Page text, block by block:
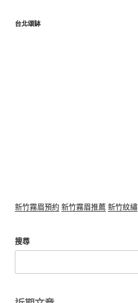
台北頌缽
新竹霧眉預約 新竹霧眉推薦 新竹紋繡
搜尋